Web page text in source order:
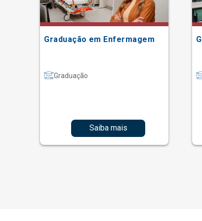
Graduação em Enfermagem
Graduação
Saiba mais